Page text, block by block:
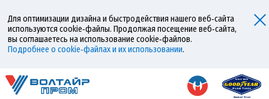
Для оптимизации дизайна и быстродействия нашего веб‑сайта
используются cookie‑файлы. Продолжая посещение веб‑сайта,
вы соглашаетесь на использование cookie‑файлов.
Подробнее о cookie‑файлах и их использовании.